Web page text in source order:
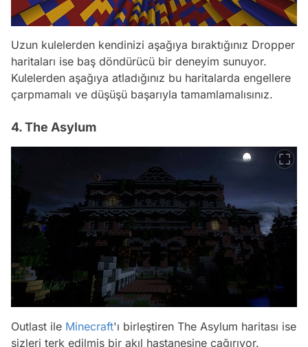
Uzun kulelerden kendinizi aşağıya bıraktığınız Dropper
haritaları ise baş döndürücü bir deneyim sunuyor.
Kulelerden aşağıya atladığınız bu haritalarda engellere
çarpmamalı ve düşüşü başarıyla tamamlamalısınız.
4. The Asylum
Outlast ile Minecraft'ı birleştiren The Asylum haritası ise
sizleri terk edilmiş bir akıl hastanesine çağırıyor.